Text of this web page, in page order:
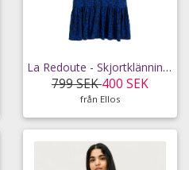
La Redoute - Skjortklänning - Svart - 44
799 SEK400 SEK
från Ellos